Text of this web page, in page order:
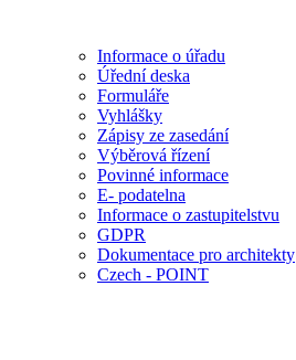
Informace o úřadu
Úřední deska
Formuláře
Vyhlášky
Zápisy ze zasedání
Výběrová řízení
Povinné informace
E- podatelna
Informace o zastupitelstvu
GDPR
Dokumentace pro architekty
Czech - POINT